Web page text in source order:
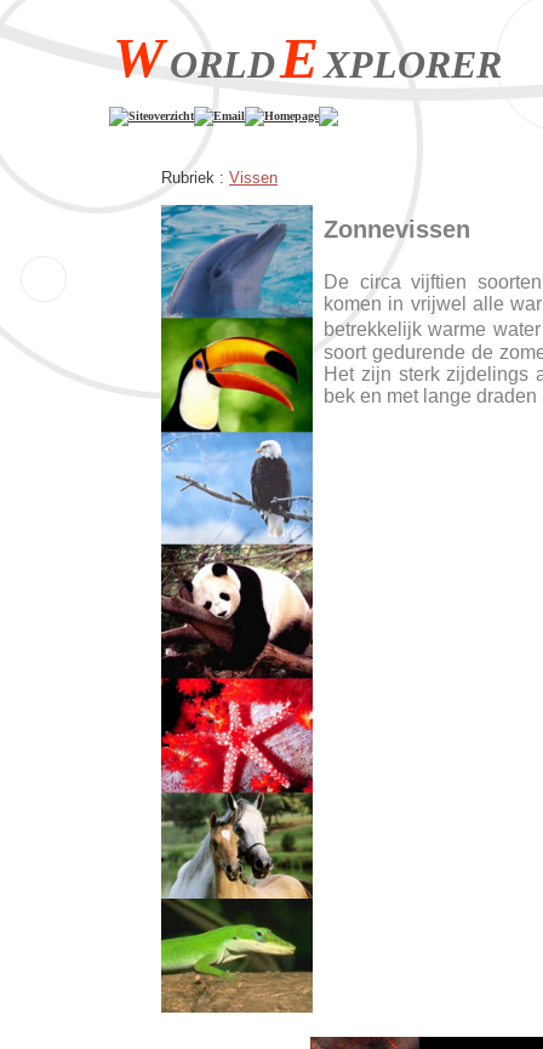
WORLDEXPLORER
Siteoverzicht Email Homepage
Rubriek : Vissen
Zonnevissen
De circa vijftien
komen in vrijwel alle
betrekkelijk warme
soort gedurende de
Het zijn sterk zijdelings
bek en met lange